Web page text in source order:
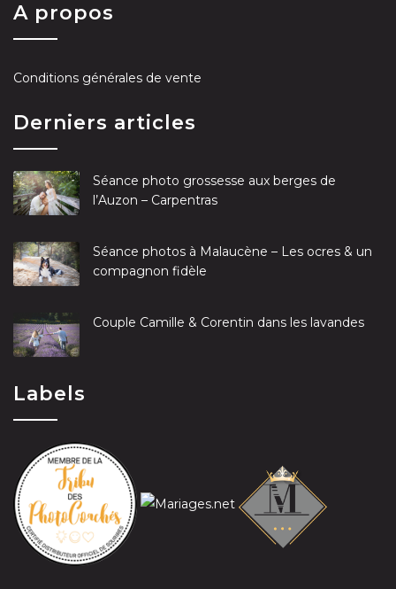
A propos
Conditions générales de vente
Derniers articles
Séance photo grossesse aux berges de
l’Auzon – Carpentras
Séance photos à Malaucène – Les ocres & un
compagnon fidèle
Couple Camille & Corentin dans les lavandes
Labels